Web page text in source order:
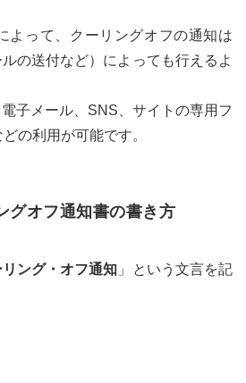
よって、クーリングオフの通知は
の送付など）によっても行えるよ
子メール、SNS、サイトの専用フ
の利用が可能です。
グオフ通知書の書き方
リング・オフ通知 」という文言を記